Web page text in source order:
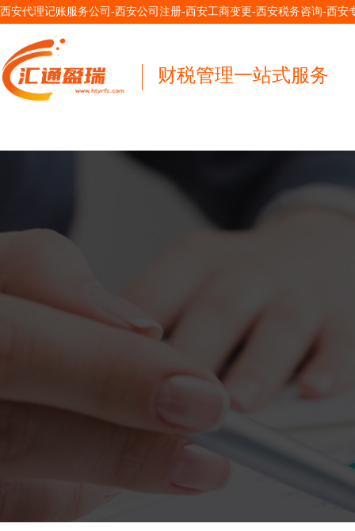
财税管理一站式服务
西安代理记账服务公司-西安公司注册-西安工商变更-西安税务咨询-西